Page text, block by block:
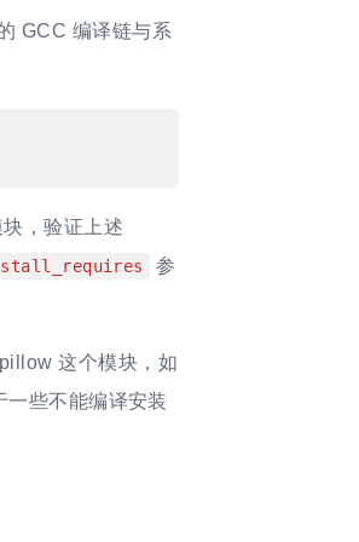
GCC 编译链与系
，验证上述
参
这个模块，如
些不能编译安装